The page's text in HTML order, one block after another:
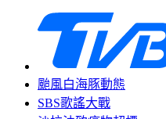
颱風白海豚動態
SBS歌謠大戰